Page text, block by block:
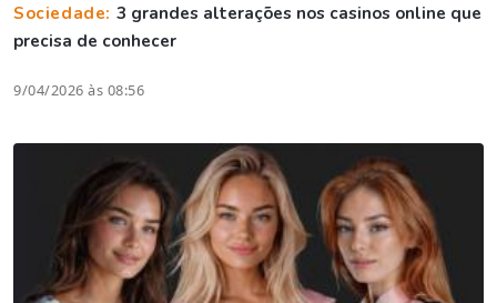
Sociedade: 3 grandes alterações nos casinos online que
precisa de conhecer
9/04/2026 às 08:56